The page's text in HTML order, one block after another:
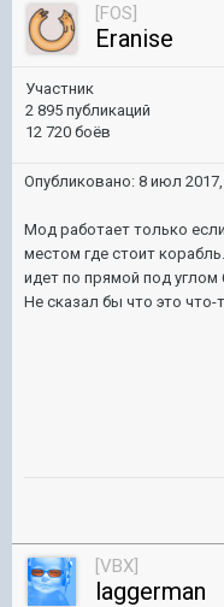
[FOS]
Eranise
Участник
2 895 публикаций
12 720 боёв
Опубликовано: 8 июл 2017,
Мод работает только
местом где стоит
идет по прямой под углом
Не сказал бы что это что-
[VBX]
laggerman